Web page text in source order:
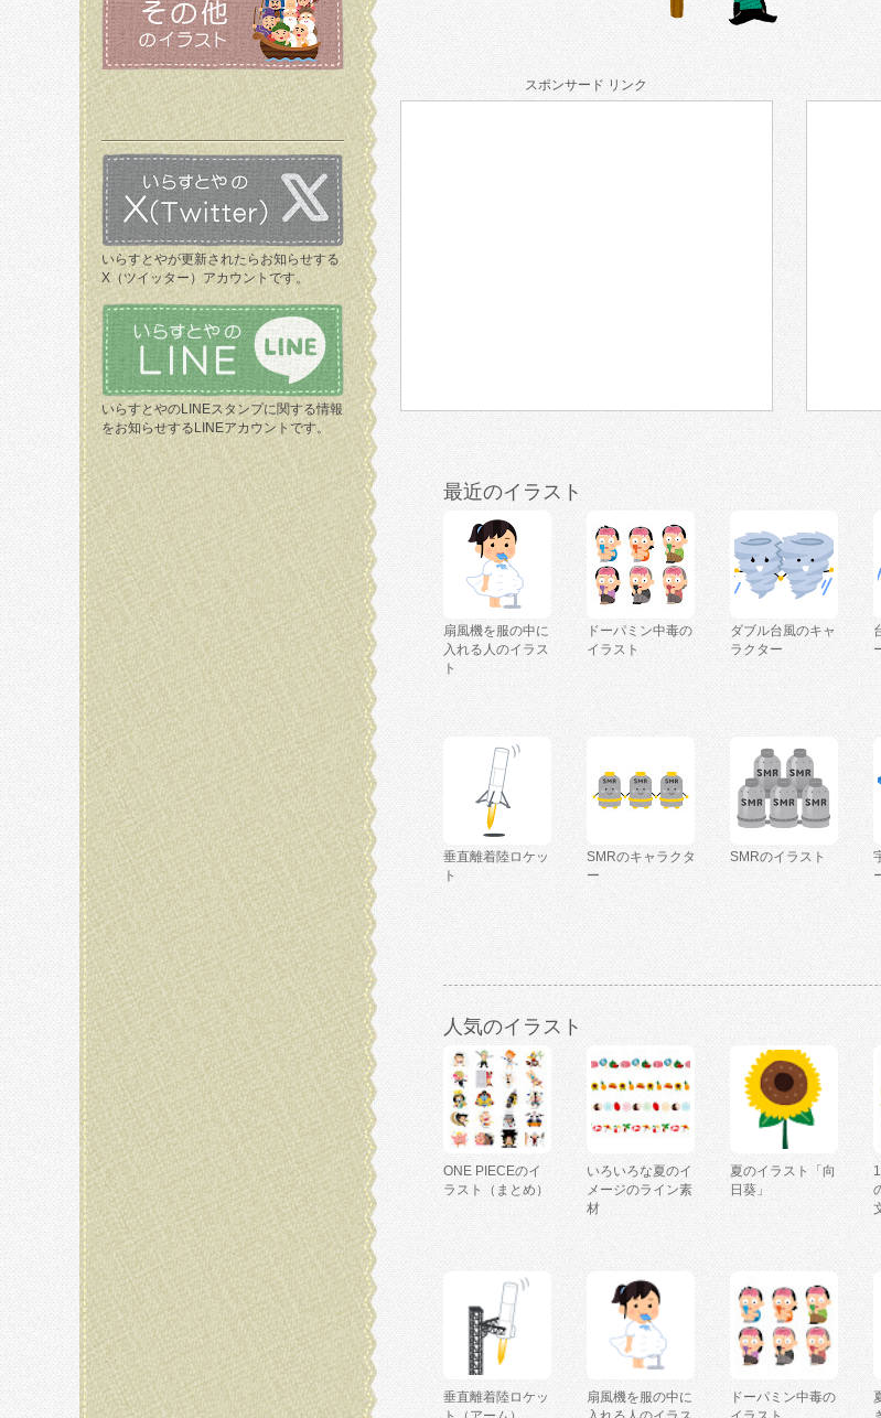
いらすとやが更新されたらお知らせする
X（ツイッター）アカウントです。
いらすとやのLINEスタンプに関する情報
をお知らせするLINEアカウントです。
スポンサード リンク
最近のイラスト
扇風機を服の中に
入れる人のイラス
ト
ドーパミン中毒の
イラスト
ダブル台風のキャ
ラクター
垂直離着陸ロケッ
ト
SMRのキャラクタ
ー
SMRのイラスト
人気のイラスト
ONE PIECEのイ
ラスト（まとめ）
いろいろな夏のイ
メージのライン素
材
夏のイラスト「向
日葵」
垂直離着陸ロケッ
扇風機を服の中に
ドーパミン中毒の